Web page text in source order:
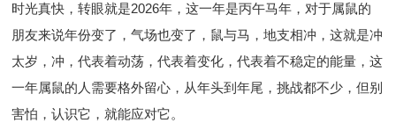
时光真快，转眼就是2026年，这一年是丙午马年，对于属鼠的
朋友来说年份变了，气场也变了，鼠与马，地支相冲，这就是冲
太岁，冲，代表着动荡，代表着变化，代表着不稳定的能量，这
一年属鼠的人需要格外留心，从年头到年尾，挑战都不少，但别
害怕，认识它，就能应对它。